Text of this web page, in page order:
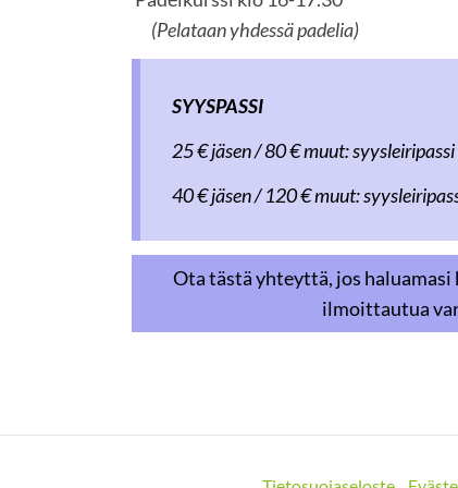
(Pelataan yhdessä padelia)
SYYSPASSI
25 € jäsen / 80 € muut:
40 € jäsen / 120 € muut:
Ota tästä yhteyttä, jos haluamasi
ilmoittautua